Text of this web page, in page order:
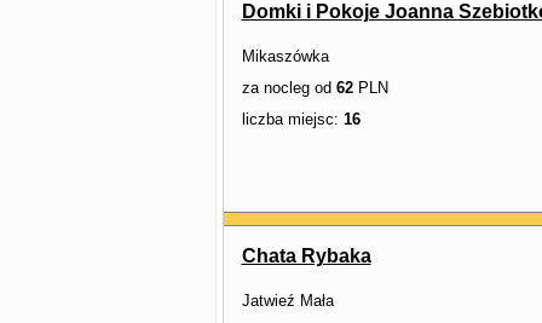
Domki i Pokoje Joanna
Mikaszówka
za nocleg od 62PLN
liczba miejsc: 16
Chata Rybaka
Jatwieź Mała